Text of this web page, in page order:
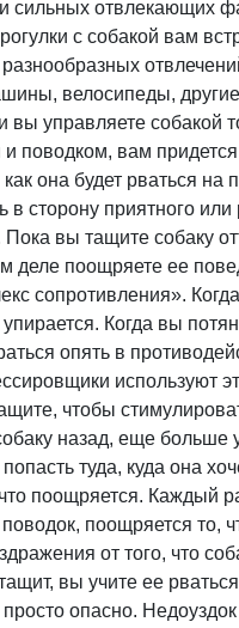
сильных отвлекающих
с собакой вам
велосипеды,
вы управляете собакой
поводком, вам придется
она будет рваться на
в сторону приятного
Пока вы тащите собаку
деле поощряете ее
сопротивления».
упирается. Когда вы
опять в
используют
чтобы
назад, еще больше
туда, куда она
поощряется. Каждый
поощряется то,
от того, что
вы учите ее
просто опасно.